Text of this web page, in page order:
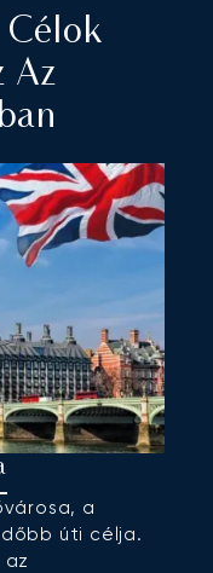
Célok
Az
a
úti célja.